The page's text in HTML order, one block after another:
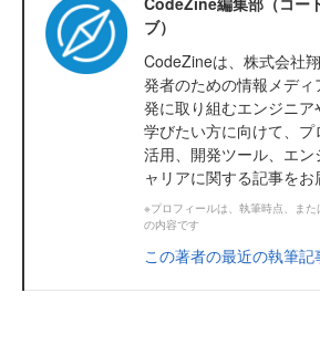
ブ）
CodeZineは、株式会社
発者のための情報メデ
発に取り組むエンジニ
学びたい方に向けて、
活用、開発ツール、エ
ャリアに関する記事をお
※プロフィールは、執筆時点、ま
の内容です
この著者の最近の執筆記